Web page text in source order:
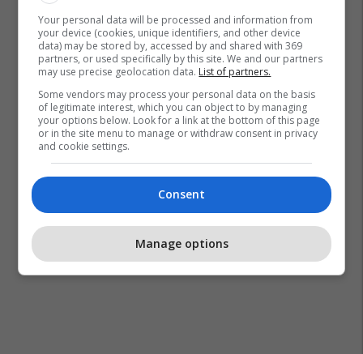
Your personal data will be processed and information from
your device (cookies, unique identifiers, and other device
data) may be stored by, accessed by and shared with 369
partners, or used specifically by this site. We and our partners
may use precise geolocation data. List of partners.
Some vendors may process your personal data on the basis
of legitimate interest, which you can object to by managing
your options below. Look for a link at the bottom of this page
or in the site menu to manage or withdraw consent in privacy
and cookie settings.
Consent
Manage options